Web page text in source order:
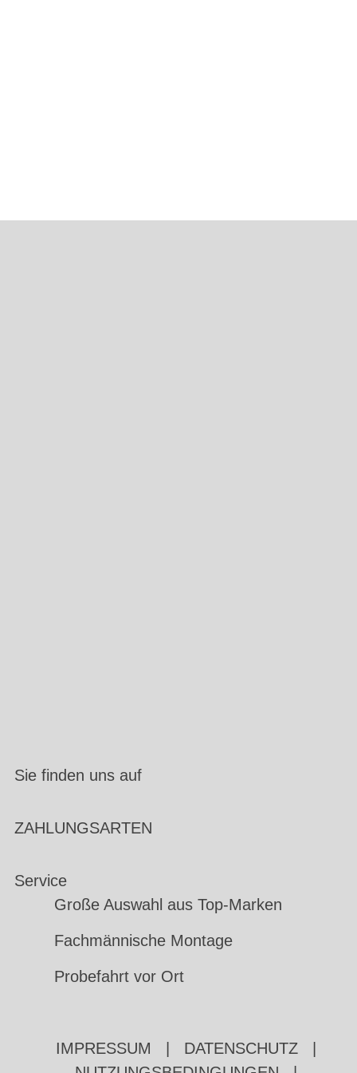
Sie finden uns auf
ZAHLUNGSARTEN
Service
Große Auswahl aus Top-Marken
Fachmännische Montage
Probefahrt vor Ort
IMPRESSUM DATENSCHUTZ